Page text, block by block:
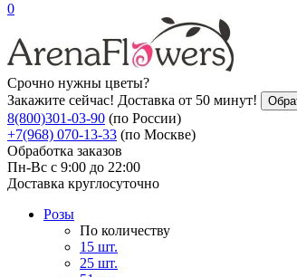
0
Срочно нужны цветы?
Закажите сейчас! Доставка от 50 минут!
8(800)301-03-90 (по России)
+7(968) 070-13-33 (по Москве)
Обработка заказов
Пн-Вс с 9:00 до 22:00
Доставка круглосуточно
Розы
По количеству
15 шт.
25 шт.